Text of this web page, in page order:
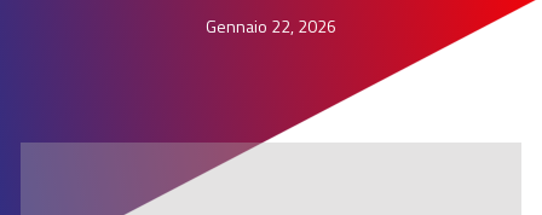
Gennaio 22, 2026